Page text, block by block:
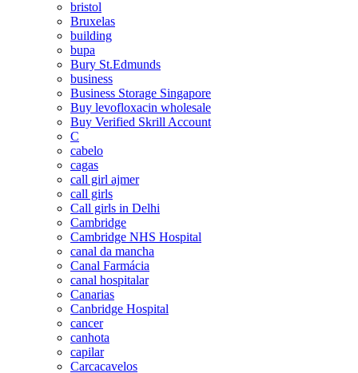
bristol
Bruxelas
building
bupa
Bury St.Edmunds
business
Business Storage Singapore
Buy levofloxacin wholesale
Buy Verified Skrill Account
C
cabelo
cagas
call girl ajmer
call girls
Call girls in Delhi
Cambridge
Cambridge NHS Hospital
canal da mancha
Canal Farmácia
canal hospitalar
Canarias
Canbridge Hospital
cancer
canhota
capilar
Carcacavelos